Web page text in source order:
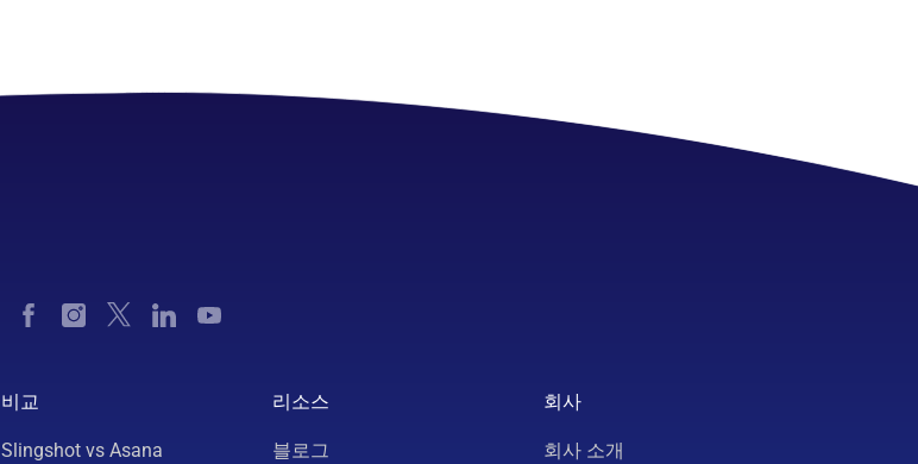
비교
Slingshot vs Asana
리소스
블로그
회사
회사 소개